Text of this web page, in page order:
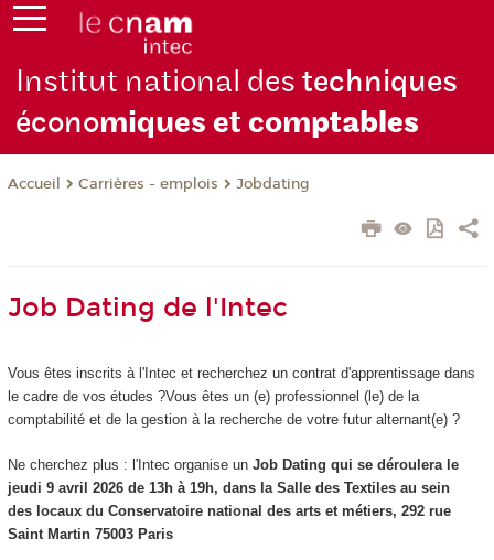
Institut national destechniques
économiques et comptables
Accueil Carrières - emplois Jobdating
Job Dating de l'Intec
Vous êtes inscrits à l'Intec et recherchez un contrat d'apprentissage dans
le cadre de vos études ?Vous êtes un (e) professionnel (le) de la
comptabilité et de la gestion à la recherche de votre futur alternant(e) ?
Ne cherchez plus : l'Intec organise unJob Dating qui se déroulera le
jeudi 9 avril 2026 de 13h à 19h, dans la Salle des Textiles au sein
des locaux du Conservatoire national des arts et métiers, 292 rue
Saint Martin 75003 Paris